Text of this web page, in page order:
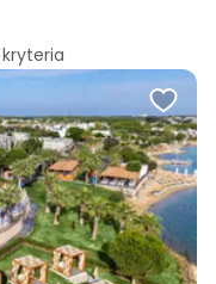
kryteria